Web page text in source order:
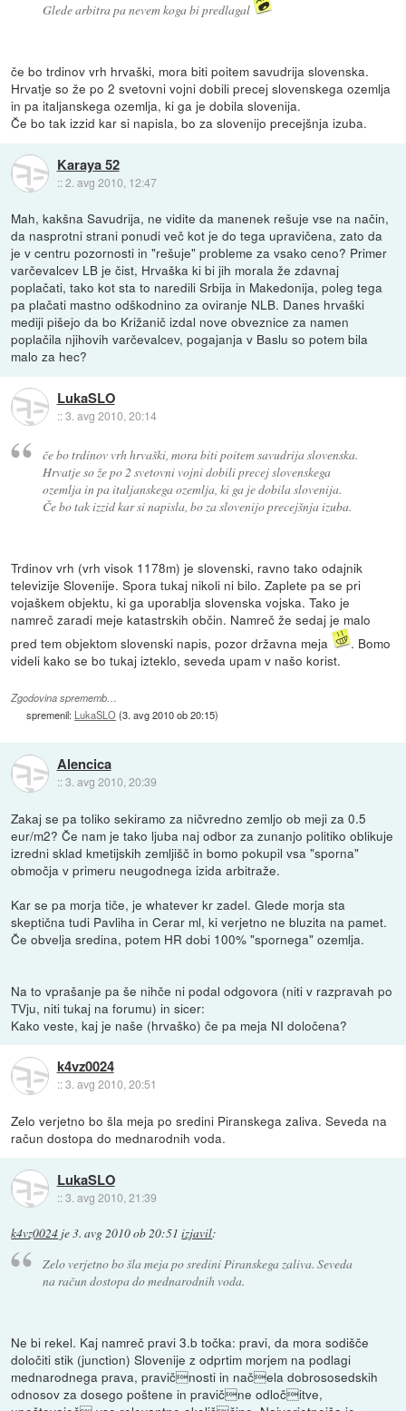
Glede arbitra pa nevem koga bi predlagal
če bo trdinov vrh hrvaški, mora biti poitem savudrija slovenska.
Hrvatje so že po 2 svetovni vojni dobili precej slovenskega ozemlja
in pa italjanskega ozemlja, ki ga je dobila slovenija.
Če bo tak izzid kar si napisla, bo za slovenijo precejšnja izuba.
Karaya 52
::2. avg 2010, 12:47
Mah, kakšna Savudrija, ne vidite da manenek rešuje vse na način,
da nasprotni strani ponudi več kot je do tega upravičena, zato da
je v centru pozornosti in "rešuje" probleme za vsako ceno? Primer
varčevalcev LB je čist, Hrvaška ki bi jih morala že zdavnaj
poplačati, tako kot sta to naredili Srbija in Makedonija, poleg tega
pa plačati mastno odškodnino za oviranje NLB. Danes hrvaški
mediji pišejo da bo Križanič izdal nove obveznice za namen
poplačila njihovih varčevalcev, pogajanja v Baslu so potem bila
malo za hec?
LukaSLO
::3. avg 2010, 20:14
če bo trdinov vrh hrvaški, mora biti poitem savudrija slovenska.
Hrvatje so že po 2 svetovni vojni dobili precej slovenskega
ozemlja in pa italjanskega ozemlja, ki ga je dobila slovenija.
Če bo tak izzid kar si napisla, bo za slovenijo precejšnja izuba.
Trdinov vrh (vrh visok 1178m) je slovenski, ravno tako odajnik
televizije Slovenije. Spora tukaj nikoli ni bilo. Zaplete pa se pri
vojaškem objektu, ki ga uporablja slovenska vojska. Tako je
namreč zaradi meje katastrskih občin. Namreč že sedaj je malo
pred tem objektom slovenski napis, pozor državna meja
. Bomo
videli kako se bo tukaj izteklo, seveda upam v našo korist.
Zgodovina sprememb…
spremenil: LukaSLO(3. avg 2010 ob 20:15)
Alencica
::3. avg 2010, 20:39
Zakaj se pa toliko sekiramo za ničvredno zemljo ob meji za 0.5
eur/m2? Če nam je tako ljuba naj odbor za zunanjo politiko oblikuje
izredni sklad kmetijskih zemljišč in bomo pokupil vsa "sporna"
območja v primeru neugodnega izida arbitraže.
Kar se pa morja tiče, je whatever kr zadel. Glede morja sta
skeptična tudi Pavliha in Cerar ml, ki verjetno ne bluzita na pamet.
Če obvelja sredina, potem HR dobi 100% "spornega" ozemlja.
Na to vprašanje pa še nihče ni podal odgovora (niti v razpravah po
TVju, niti tukaj na forumu) in sicer:
Kako veste, kaj je naše (hrvaško) če pa meja NI določena?
k4vz0024
::3. avg 2010, 20:51
Zelo verjetno bo šla meja po sredini Piranskega zaliva. Seveda na
račun dostopa do mednarodnih voda.
LukaSLO
::3. avg 2010, 21:39
k4vz0024 je3. avg 2010 ob 20:51 izjavil:
Zelo verjetno bo šla meja po sredini Piranskega zaliva. Seveda
na račun dostopa do mednarodnih voda.
Ne bi rekel. Kaj namreč pravi 3.b točka: pravi, da mora sodišče
določiti stik (junction) Slovenije z odprtim morjem na podlagi
mednarodnega prava, pravičnosti in načela dobrososedskih
odnosov za dosego poštene in pravične odločitve,